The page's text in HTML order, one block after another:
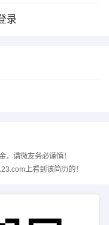
录
，请微友务必谨慎！
上看到该简历的！